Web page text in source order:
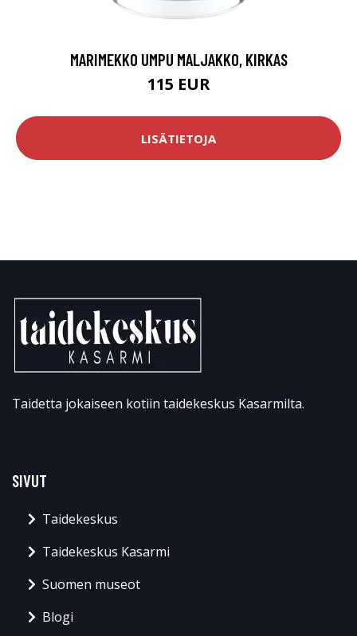
MARIMEKKO UMPU MALJAKKO, KIRKAS
115 EUR
LISÄTIETOJA
Taidetta jokaiseen kotiin taidekeskus Kasarmilta.
SIVUT
Taidekeskus
Taidekeskus Kasarmi
Suomen museot
Blogi